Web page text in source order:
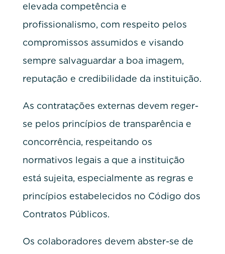
elevada competência e
profissionalismo, com respeito pelos
compromissos assumidos e visando
sempre salvaguardar a boa imagem,
reputação e credibilidade da instituição.
As contratações externas devem reger-
se pelos princípios de transparência e
concorrência, respeitando os
normativos legais a que a instituição
está sujeita, especialmente as regras e
princípios estabelecidos no Código dos
Contratos Públicos.
Os colaboradores devem abster-se de